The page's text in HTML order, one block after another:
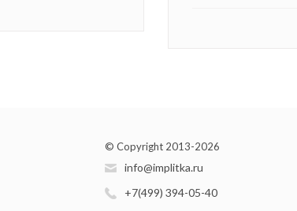
© Copyright 2013-2026
info@implitka.ru
+7(499) 394-05-40